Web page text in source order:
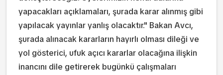
yapacakları açıklamaları, şurada karar alınmış gibi
yapılacak yayınlar yanlış olacaktır." Bakan Avcı,
şurada alınacak kararların hayırlı olması dileği ve
yol gösterici, ufuk açıcı kararlar olacağına ilişkin
inancını dile getirerek bugünkü çalışmaları